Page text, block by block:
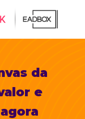
da
e